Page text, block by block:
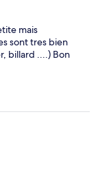
mais
sont tres bien
billard ....) Bon